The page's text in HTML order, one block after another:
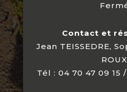
Contact et
Jean TEISSEDRE,
ROUX
Tél : 04 70 47 09 15